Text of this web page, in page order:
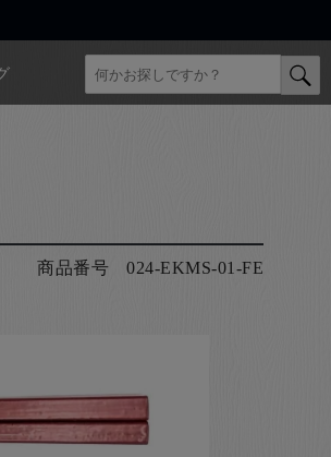
商品番号 024-EKMS-01-FE